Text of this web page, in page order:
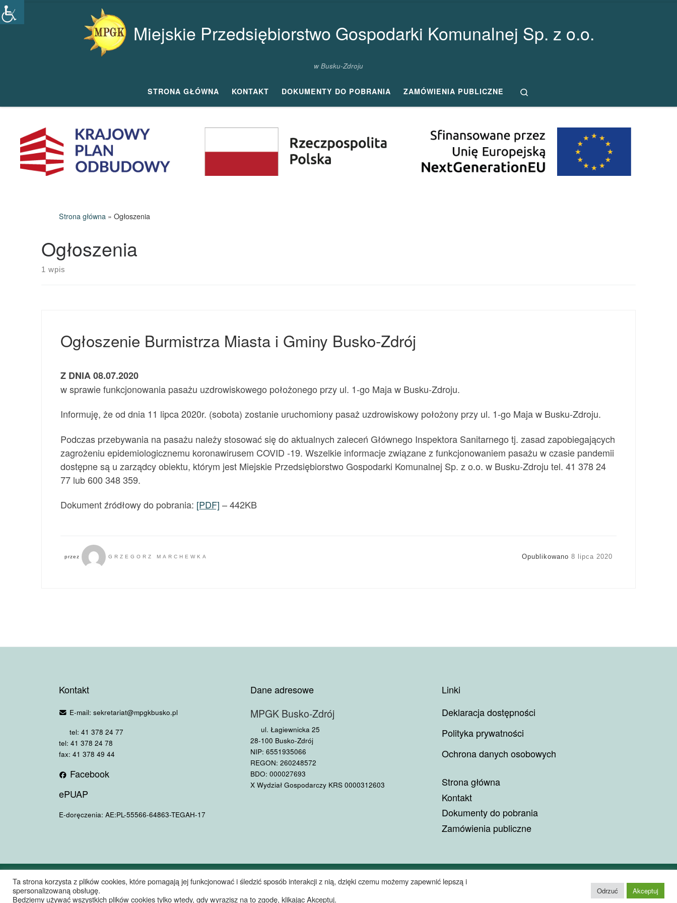
Przejdź do treści
Miejskie Przedsiębiorstwo Gospodarki Komunalnej Sp. z o.o.
w Busku-Zdroju
STRONA GŁÓWNA KONTAKT DOKUMENTY DO POBRANIA ZAMÓWIENIA PUBLICZNE
Strona główna » Ogłoszenia
Ogłoszenia
1 wpis
Ogłoszenie Burmistrza Miasta i Gminy Busko-Zdrój
Z DNIA 08.07.2020
w sprawie funkcjonowania pasażu uzdrowiskowego położonego przy ul. 1-go Maja w Busku-Zdroju.
Informuję, że od dnia 11 lipca 2020r. (sobota) zostanie uruchomiony pasaż uzdrowiskowy położony przy ul. 1-go Maja w Busku-Zdroju.
Podczas przebywania na pasażu należy stosować się do aktualnych zaleceń Głównego Inspektora Sanitarnego tj. zasad zapobiegających
zagrożeniu epidemiologicznemu koronawirusem COVID -19. Wszelkie informacje związane z funkcjonowaniem pasażu w czasie pandemii
dostępne są u zarządcy obiektu, którym jest Miejskie Przedsiębiorstwo Gospodarki Komunalnej Sp. z o.o. w Busku-Zdroju tel. 41 378 24
77 lub 600 348 359.
Dokument źródłowy do pobrania: [PDF] – 442KB
przez GRZEGORZ MARCHEWKA Opublikowano8 lipca 2020
Kontakt
E-mail: sekretariat@mpgkbusko.pl
tel: 41 378 24 77
tel: 41 378 24 78
fax: 41 378 49 44
Facebook
ePUAP
E-doręczenia: AE:PL-55566-64863-TEGAH-17
Dane adresowe
MPGK Busko-Zdrój
ul. Łagiewnicka 25
28-100 Busko-Zdrój
NIP: 6551935066
REGON: 260248572
BDO: 000027693
X Wydział Gospodarczy KRS 0000312603
Linki
Deklaracja dostępności
Polityka prywatności
Ochrona danych osobowych
Strona główna
Kontakt
Dokumenty do pobrania
Zamówienia publiczne
© 2026Miejskie Przedsiębiorstwo Gospodarki Komunalnej Sp. z o.o.– Wszelkie prawa zastrzeżone
Oparte naWP– Zaprojektowano z
Ta strona korzysta z plików cookies, które pomagają jej funkcjonować i śledzić sposób interakcji z nią, dzięki czemu możemy zapewnić lepszą i
spersonalizowaną obsługę.
Będziemy używać wszystkich plików cookies tylko wtedy, gdy wyrazisz na to zgodę, klikając Akceptuj.
Odrzuć Akceptuj